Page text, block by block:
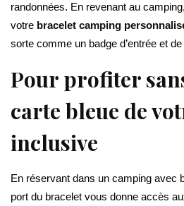
randonnées. En revenant au
votre bracelet camping
sorte comme un badge d’entrée et
Pour profiter
carte bleue de
inclusive
En réservant dans un camping avec
port du bracelet vous donne accès